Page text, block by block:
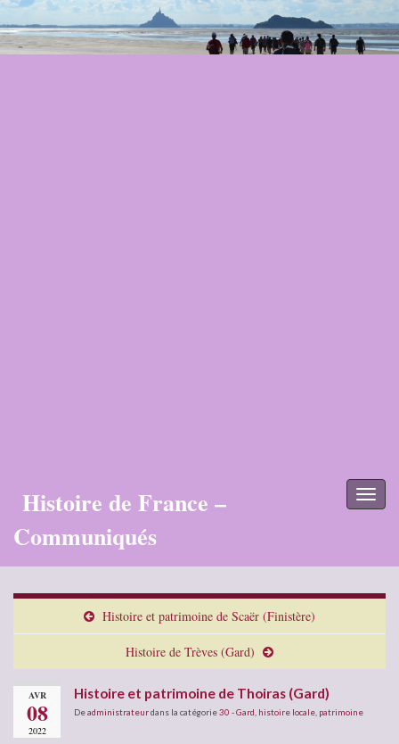
Histoire de France –
Communiqués
Histoire et patrimoine de Scaër (Finistère)
Histoire de Trèves (Gard)
AVR
08
2022
Histoire et patrimoine de Thoiras (Gard)
Deadministrateurdans la catégorie30 - Gard histoire locale patrimoine